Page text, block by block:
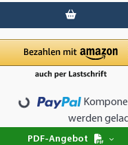
werden
PDF-Angebot